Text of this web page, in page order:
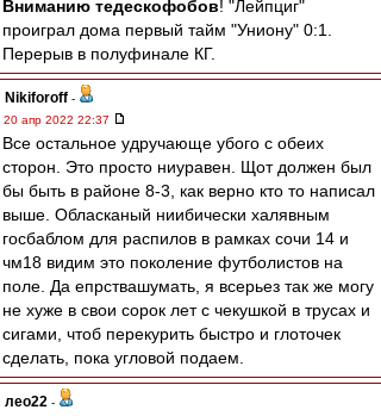
Вниманию тедескофобов! "Лейпциг"
проиграл дома первый тайм "Униону" 0:1.
Перерыв в полуфинале КГ.
Nikiforoff -
20 апр 2022 22:37
Все остальное удручающе убого с обеих
сторон. Это просто ниуравен. Щот должен был
бы быть в районе 8-3, как верно кто то написал
выше. Обласканый ниибически халявным
госбаблом для распилов в рамках сочи 14 и
чм18 видим это поколение футболистов на
поле. Да епрствашумать, я всерьез так же могу
не хуже в свои сорок лет с чекушкой в трусах и
сигами, чтоб перекурить быстро и глоточек
сделать, пока угловой подаем.
лео22 -